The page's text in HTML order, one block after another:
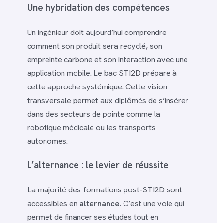
Une hybridation des compétences
Un ingénieur doit aujourd’hui comprendre
comment son produit sera recyclé, son
empreinte carbone et son interaction avec une
application mobile. Le bac STI2D prépare à
cette approche systémique. Cette vision
transversale permet aux diplômés de s’insérer
dans des secteurs de pointe comme la
robotique médicale ou les transports
autonomes.
L’alternance : le levier de réussite
La majorité des formations post-STI2D sont
accessibles en alternance. C’est une voie qui
permet de financer ses études tout en